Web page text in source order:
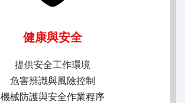
健康與安全
提供安全工作環境
危害辨識與風險控制
機械防護與安全作業程序